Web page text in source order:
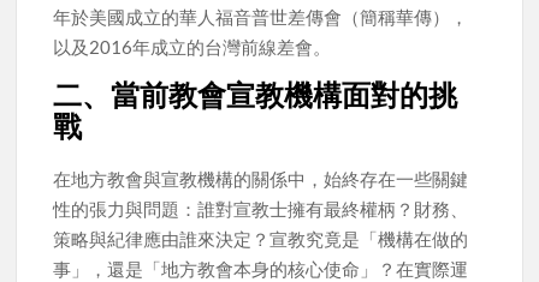
年於美國成立的華人福音普世差傳會（簡稱華傳），
以及2016年成立的台灣前線差會。
二、當前教會宣教機構面對的挑
戰
在地方教會與宣教機構的關係中，始終存在一些關鍵
性的張力與問題：誰對宣教士擁有最終權柄？財務、
策略與紀律應由誰來決定？宣教究竟是「機構在做的
事」，還是「地方教會本身的核心使命」？在實際運